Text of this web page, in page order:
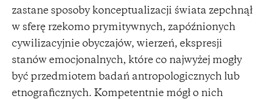
zastane sposoby konceptualizacji świata zepchnął
w sferę rzekomo prymitywnych, zapóźnionych
cywilizacyjnie obyczajów, wierzeń, ekspresji
stanów emocjonalnych, które co najwyżej mogły
być przedmiotem badań antropologicznych lub
etnograficznych. Kompetentnie mógł o nich